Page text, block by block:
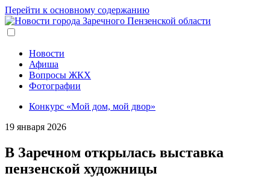
Перейти к основному содержанию
Новости
Афиша
Вопросы ЖКХ
Фотографии
Конкурс «Мой дом, мой двор»
19 января 2026
В Заречном открылась выставка
пензенской художницы